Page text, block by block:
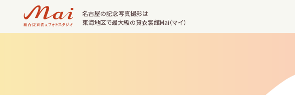
名古屋の記念写真撮影は
東海地区で最大級の貸衣裳館Mai（マイ）